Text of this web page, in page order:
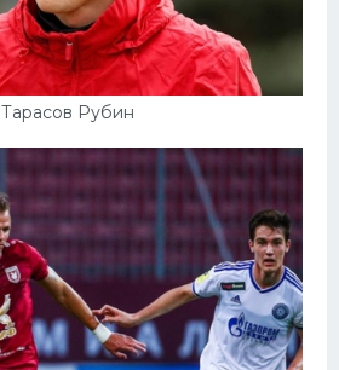
Тарасов Рубин